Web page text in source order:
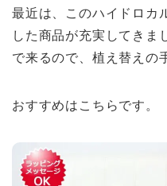
最近は、このハイドロカ
した商品が充実してきま
で来るので、植え替えの
おすすめはこちらです。